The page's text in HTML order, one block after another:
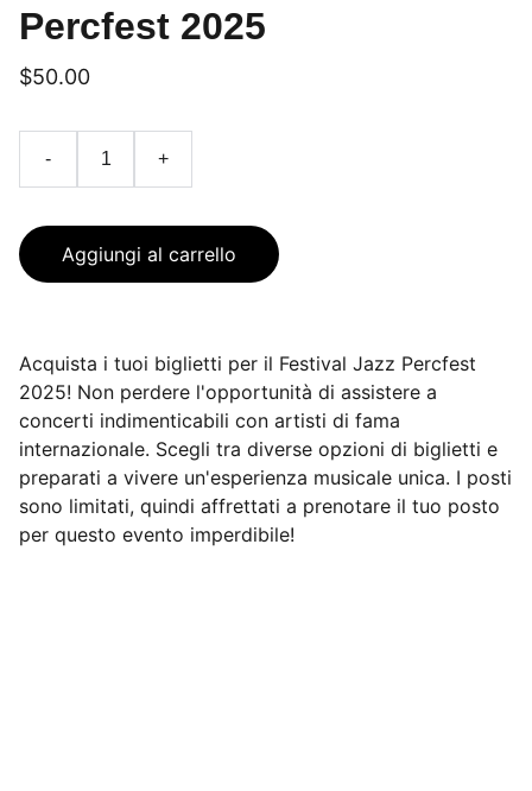
Percfest 2025
$50.00
- +
Aggiungi al carrello
Acquista i tuoi biglietti per il Festival Jazz Percfest
2025! Non perdere l'opportunità di assistere a
concerti indimenticabili con artisti di fama
internazionale. Scegli tra diverse opzioni di biglietti e
preparati a vivere un'esperienza musicale unica. I posti
sono limitati, quindi affrettati a prenotare il tuo posto
per questo evento imperdibile!